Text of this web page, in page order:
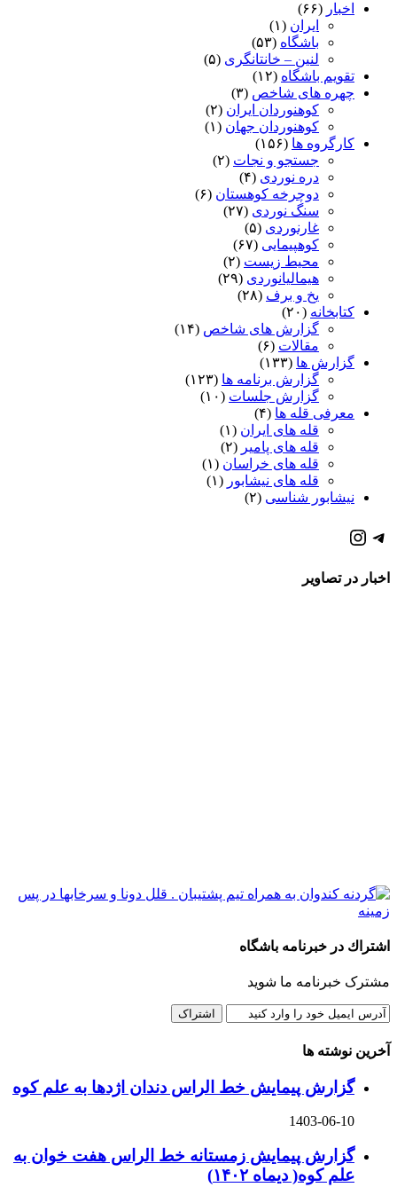
اخبار (۶۶)
ایران (۱)
باشگاه (۵۳)
لنین – خانتانگری (۵)
تقویم باشگاه (۱۲)
چهره های شاخص (۳)
کوهنوردان ایران (۲)
کوهنوردان جهان (۱)
کارگروه ها (۱۵۶)
جستجو و نجات (۲)
دره نوردی (۴)
دوچرخه کوهستان (۶)
سنگ نوردی (۲۷)
غارنوردی (۵)
کوهپیمایی (۶۷)
محیط زیست (۲)
هیمالیانوردی (۲۹)
یخ و برف (۲۸)
کتابخانه (۲۰)
گزارش های شاخص (۱۴)
مقالات (۶)
گزارش ها (۱۳۳)
گزارش برنامه ها (۱۲۳)
گزارش جلسات (۱۰)
معرفی قله ها (۴)
قله های ایران (۱)
قله های پامیر (۲)
قله های خراسان (۱)
قله های نیشابور (۱)
نیشابور شناسی (۲)
كانال تلگرام باشگاه
صفحه اينستاگرام باشگاه
اخبار در تصاویر
اشتراك در خبرنامه باشگاه
مشترک خبرنامه ما شوید
آخرین نوشته ها
گزارش پیمایش خط الراس دندان اژدها به علم کوه
1403-06-10
گزارش پیمایش زمستانه خط الراس هفت خوان به
علم کوه( دیماه ۱۴۰۲)